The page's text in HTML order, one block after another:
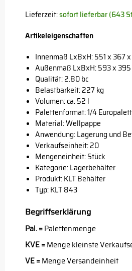
Lieferzeit:sofort lieferbar (643
Artikeleigenschaften
Innenmaß LxBxH: 551 x 367
Außenmaß LxBxH: 593 x
Qualität: 2.80 bc
Belastbarkeit: 227 kg
Volumen: ca. 52 l
Palettenformat: 1/4
Material: Wellpappe
Anwendung: Lagerung und
Verkaufseinheit: 20
Mengeneinheit: Stück
Kategorie: Lagerbehälter
Produkt: KLT Behälter
Typ: KLT 843
Begriffserklärung
Pal. =Palettenmenge
KVE =Menge kleinste
VE =Menge Versandeinheit